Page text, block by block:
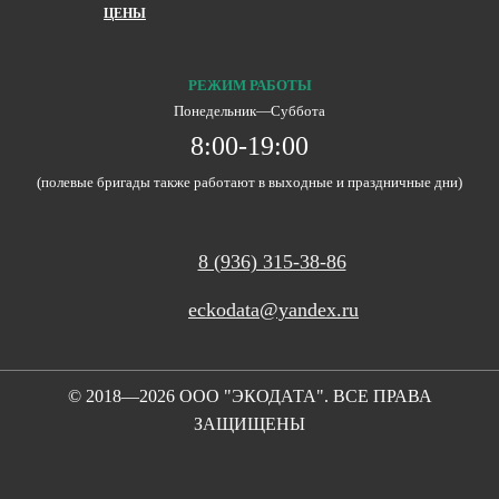
ЦЕНЫ
РЕЖИМ РАБОТЫ
Понедельник―Суббота
8:00-19:00
(полевые бригады также работают в выходные и праздничные дни)
8 (936) 315-38-86
eckodata@yandex.ru
© 2018—2026 ООО "ЭКОДАТА". ВСЕ ПРАВА
ЗАЩИЩЕНЫ